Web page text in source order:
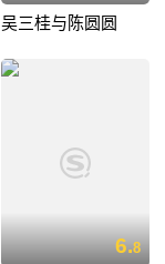
吴三桂与陈圆圆
6.8